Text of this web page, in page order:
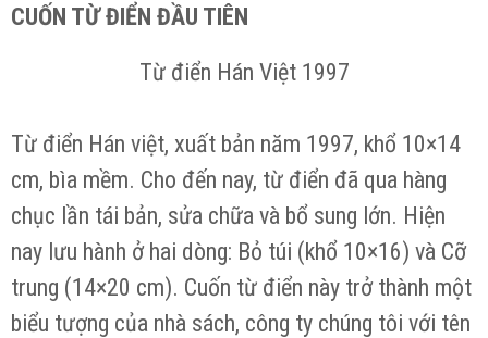
CUỐN TỪ ĐIỂN ĐẦU TIÊN
Từ điển Hán Việt 1997
Từ điển Hán việt, xuất bản năm 1997, khổ 10×14
cm, bìa mềm. Cho đến nay, từ điển đã qua hàng
chục lần tái bản, sửa chữa và bổ sung lớn. Hiện
nay lưu hành ở hai dòng: Bỏ túi (khổ 10×16) và Cỡ
trung (14×20 cm). Cuốn từ điển này trở thành một
biểu tượng của nhà sách, công ty chúng tôi với tên